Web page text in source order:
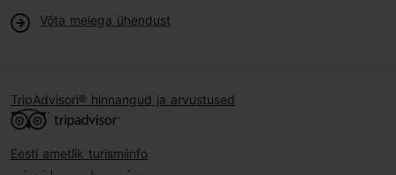
Võta meiega ühendust
TripAdvisori® hinnangud ja arvustused
Eesti ametlik turismiinfo